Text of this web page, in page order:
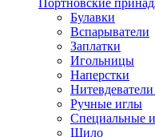
Портновские
Булавки
Вспарыватели
Заплатки
Игольницы
Наперстки
Ручные иглы
Специальные
Шило